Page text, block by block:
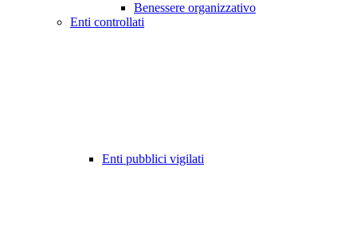
Benessere organizzativo
Enti controllati
Enti pubblici vigilati